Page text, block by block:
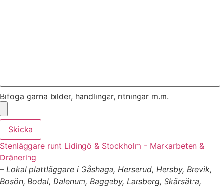
Bifoga gärna bilder, handlingar, ritningar m.m.
Skicka
Stenläggare runt Lidingö & Stockholm - Markarbeten &
Dränering
– Lokal plattläggare i Gåshaga, Herserud, Hersby, Brevik,
Bosön, Bodal, Dalenum, Baggeby, Larsberg, Skärsätra,